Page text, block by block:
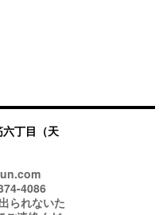
丁目（天
4086
られないた